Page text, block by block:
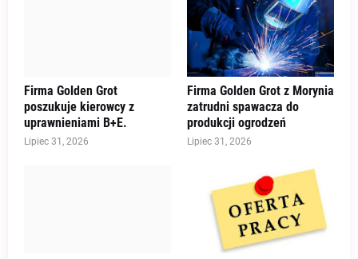
Firma Golden Grot
poszukuje kierowcy z
uprawnieniami B+E.
Lipiec 31, 2026
Firma Golden Grot z Morynia
zatrudni spawacza do
produkcji ogrodzeń
Lipiec 31, 2026